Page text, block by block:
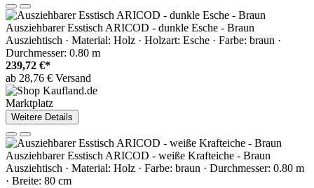
Ausziehbarer Esstisch ARICOD - dunkle Esche - Braun
Ausziehtisch · Material: Holz · Holzart: Esche · Farbe: braun ·
Durchmesser: 0.80 m
239,72 €*
ab 28,76 € Versand
Marktplatz
Weitere Details
Ausziehbarer Esstisch ARICOD - weiße Krafteiche - Braun
Ausziehtisch · Material: Holz · Farbe: braun · Durchmesser: 0.80 m
· Breite: 80 cm